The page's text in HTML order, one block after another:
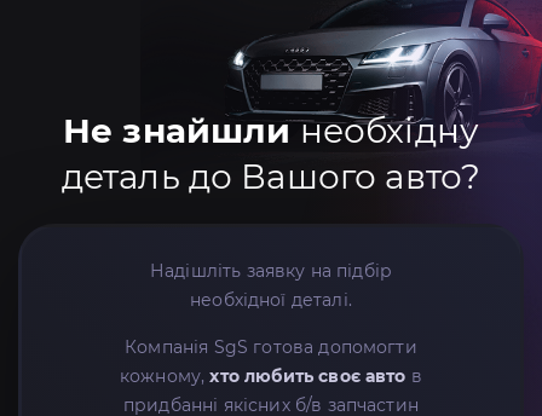
Не знайшлинеобхідну
деталь до Вашого авто?
Надішліть заявку на підбір
необхідної деталі.
Компанія SgS готова допомогти
кожному,хто любить своє авто в
придбанні якісних б/в запчастин